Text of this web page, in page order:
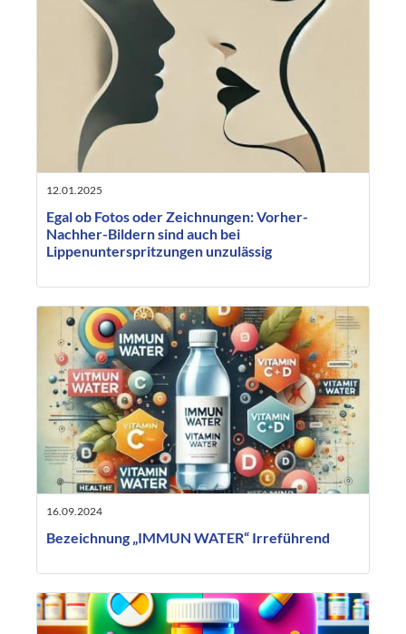
12.01.2025
Egal ob Fotos oder Zeichnungen: Vorher-
Nachher-Bildern sind auch bei
Lippenunterspritzungen unzulässig
16.09.2024
Bezeichnung „IMMUN WATER“ Irreführend